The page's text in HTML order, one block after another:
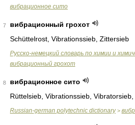
вибрационное сито
7
вибрационный грохот
Schüttelrost, Vibrationssieb, Zittersieb
Русско-немецкий словарь по химии и
вибрационный грохот
8
вибрационное сито
Rüttelsieb, Vibrationssieb,
Russian-german polytechnic dictionary>